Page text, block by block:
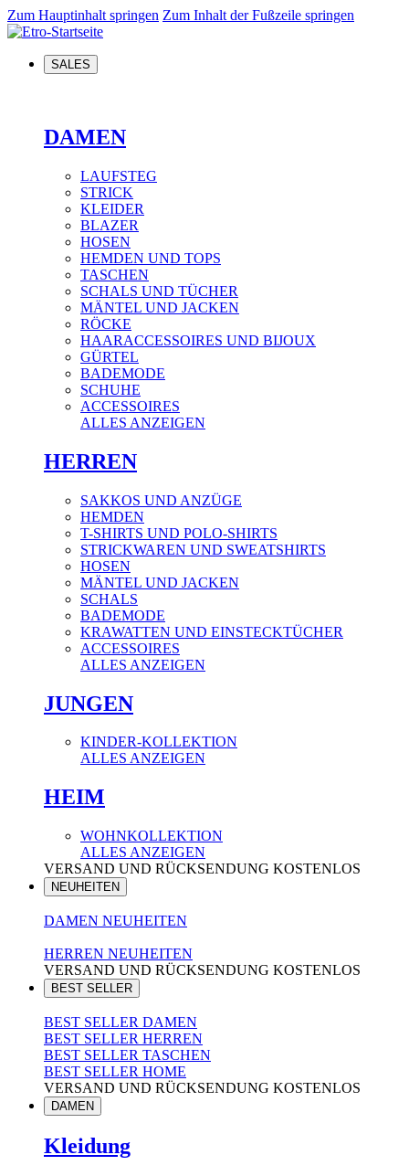
Zum Hauptinhalt springen Zum Inhalt der Fußzeile springen
SALES
DAMEN
LAUFSTEG
STRICK
KLEIDER
BLAZER
HOSEN
HEMDEN UND TOPS
TASCHEN
SCHALS UND TÜCHER
MÄNTEL UND JACKEN
RÖCKE
HAARACCESSOIRES UND BIJOUX
GÜRTEL
BADEMODE
SCHUHE
ACCESSOIRES
ALLES ANZEIGEN
HERREN
SAKKOS UND ANZÜGE
HEMDEN
T-SHIRTS UND POLO-SHIRTS
STRICKWAREN UND SWEATSHIRTS
HOSEN
MÄNTEL UND JACKEN
SCHALS
BADEMODE
KRAWATTEN UND EINSTECKTÜCHER
ACCESSOIRES
ALLES ANZEIGEN
JUNGEN
KINDER-KOLLEKTION
ALLES ANZEIGEN
HEIM
WOHNKOLLEKTION
ALLES ANZEIGEN
VERSAND UND RÜCKSENDUNG KOSTENLOS
NEUHEITEN
DAMEN NEUHEITEN
HERREN NEUHEITEN
VERSAND UND RÜCKSENDUNG KOSTENLOS
BEST SELLER
BEST SELLER DAMEN
BEST SELLER HERREN
BEST SELLER TASCHEN
BEST SELLER HOME
VERSAND UND RÜCKSENDUNG KOSTENLOS
DAMEN
Kleidung